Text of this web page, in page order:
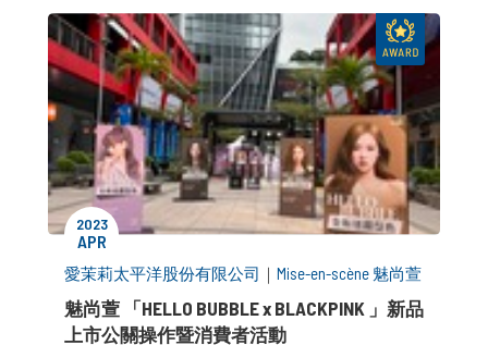
2023
APR
愛茉莉太平洋股份有限公司 ｜ Mise-en-scène 魅尚萱
魅尚萱 「HELLO BUBBLE x BLACKPINK 」新品
上市公關操作暨消費者活動